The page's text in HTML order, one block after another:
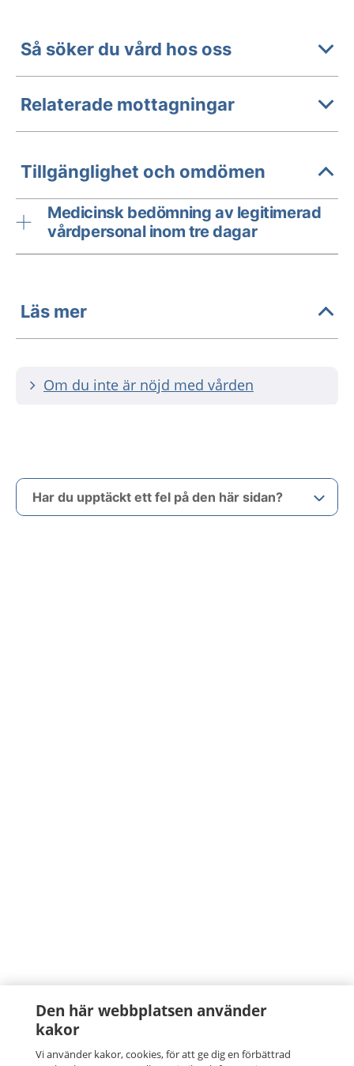
Så söker du vård hos oss
Relaterade mottagningar
Tillgänglighet och omdömen
Medicinsk bedömning av legitimerad
vårdpersonal inom tre dagar
Läs mer
Om du inte är nöjd med vården
Har du upptäckt ett fel på den här sidan?
Den här webbplatsen använder
kakor
Vi använder kakor, cookies, för att ge dig en förbättrad